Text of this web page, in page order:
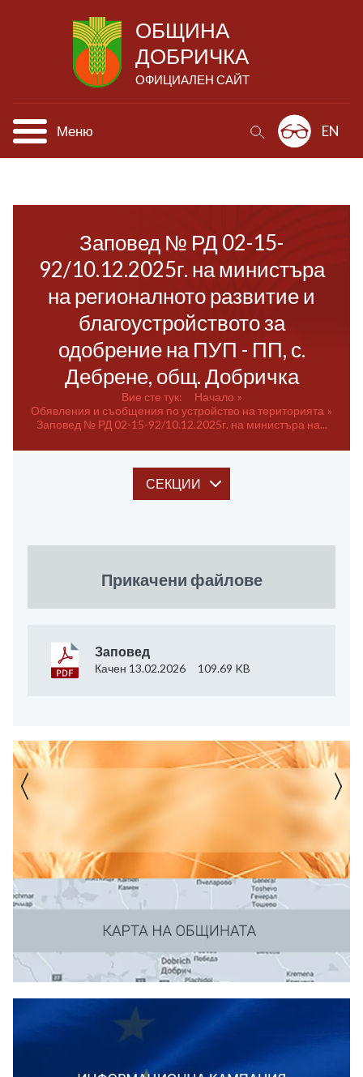
ОБЩИНА
ДОБРИЧКА
ОФИЦИАЛЕН САЙТ
Меню EN
Заповед № РД 02-15-
92/10.12.2025г. на министъра
на регионалното развитие и
благоустройството за
одобрение на ПУП - ПП, с.
Дебрене, общ. Добричка
Вие сте тук:
Начало
Обявления и съобщения по устройство на територията
Заповед № РД 02-15-92/10.12.2025г. на министъра на...
СЕКЦИИ
Прикачени файлове
Заповед
Качен 13.02.2026 109.69 KB